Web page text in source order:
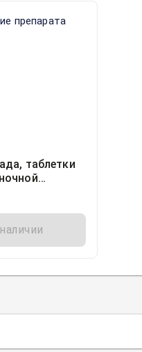
таблетки